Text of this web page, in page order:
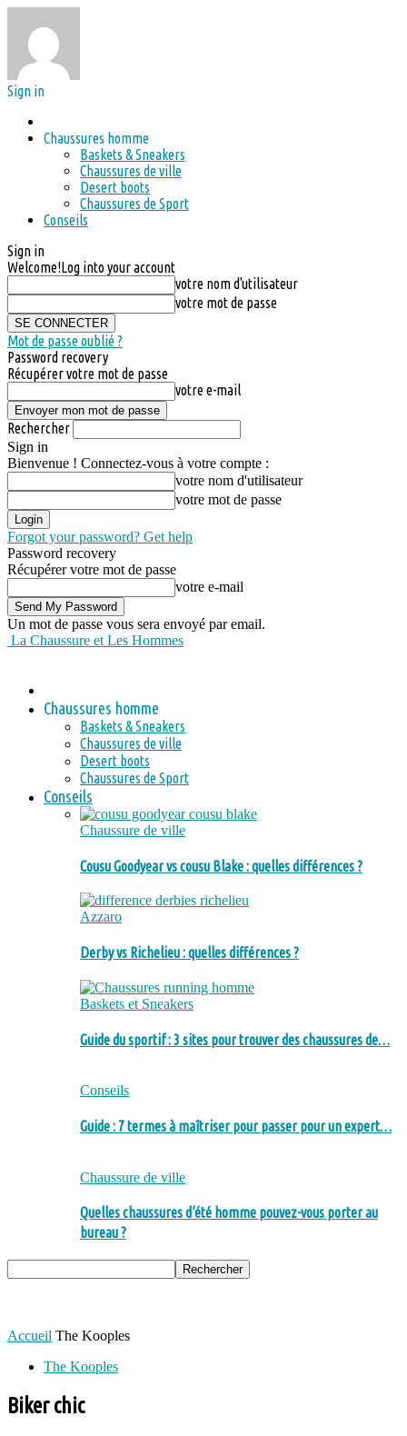
Sign in
Chaussures homme
Baskets & Sneakers
Chaussures de ville
Desert boots
Chaussures de Sport
Conseils
Sign in
Welcome!Log into your account
votre nom d'utilisateur
votre mot de passe
Mot de passe oublié ?
Password recovery
Récupérer votre mot de passe
votre e-mail
Rechercher
Sign in
Bienvenue ! Connectez-vous à votre compte :
votre nom d'utilisateur
votre mot de passe
Forgot your password? Get help
Password recovery
Récupérer votre mot de passe
votre e-mail
Un mot de passe vous sera envoyé par email.
La Chaussure et Les Hommes
Chaussures homme
Baskets & Sneakers
Chaussures de ville
Desert boots
Chaussures de Sport
Conseils
Chaussure de ville
Cousu Goodyear vs cousu Blake : quelles différences ?
Azzaro
Derby vs Richelieu : quelles différences ?
Baskets et Sneakers
Guide du sportif : 3 sites pour trouver des chaussures de…
Conseils
Guide : 7 termes à maîtriser pour passer pour un expert…
Chaussure de ville
Quelles chaussures d’été homme pouvez-vous porter au
bureau ?
Accueil The Kooples
The Kooples
Biker chic